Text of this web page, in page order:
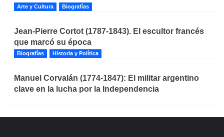
Arte y Cultura Biografías
Jean-Pierre Cortot (1787-1843). El escultor francés
que marcó su época
Biografías Historia y Política
Manuel Corvalán (1774-1847): El militar argentino
clave en la lucha por la Independencia